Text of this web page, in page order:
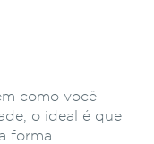
como você
o ideal é que
forma